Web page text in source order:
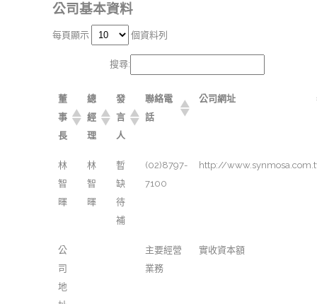
公司基本資料
每頁顯示 個資料列
搜尋:
董
事
長
總
經
理
發
言
人
聯絡電
話
公司網址
林
智
暉
林
智
暉
暫
缺
待
補
(02)8797-
7100
http://
公
司
地
主要經營
業務
實收資本額